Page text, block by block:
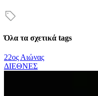
Όλα τα σχετικά tags
22ος Αιώνας
ΔΙΕΘΝΕΣ